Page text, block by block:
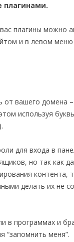
плагинами.
плагины можно
и в левом меню
от вашего домена
используя
для входа в
но так как
делать их не
в программах и
“запомнить меня”.